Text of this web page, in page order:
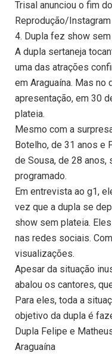
Trisal anunciou o fim
Reprodução/Instagram
4. Dupla fez show
A dupla sertaneja
uma das atrações
em Araguaína. Mas no
apresentação, em 30
plateia.
Mesmo com a
Botelho, de 31 anos e
de Sousa, de 28 anos,
programado.
Em entrevista ao g1,
vez que a dupla se
show sem plateia.
nas redes sociais.
visualizações.
Apesar da situação
abalou os cantores,
Para eles, toda a
objetivo da dupla é
Dupla Felipe e
Araguaína